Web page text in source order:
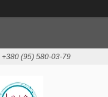
+380 (95) 580-03-79